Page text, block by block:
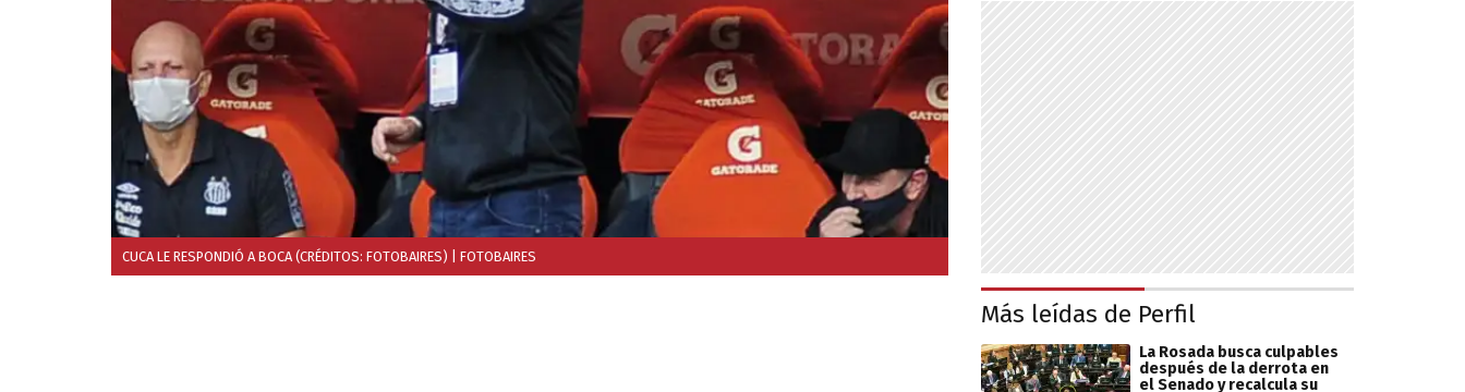
CUCA LE RESPONDIÓ A BOCA (CRÉDITOS: FOTOBAIRES) | FOTOBAIRES
Más leídas de Perfil
La Rosada busca culpables
después de la derrota en
el Senado y recalcula su